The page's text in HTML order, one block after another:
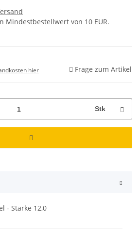
Mindestbestellwert von 10 EUR.
hier Frage zum Artikel
Stk
- Stärke 12,0